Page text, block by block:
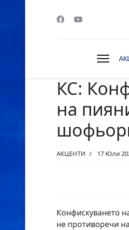
КС:
на
АКЦЕНТИ 17 Юли
Конфискуването
не противоречи